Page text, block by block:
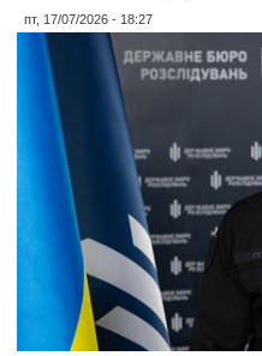
пт, 17/07/2026 - 18:27